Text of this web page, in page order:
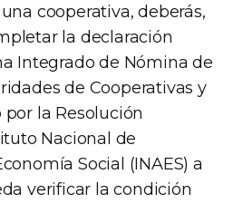
cooperativa, deberás,
la declaración
Integrado de Nómina de
de Cooperativas y
la Resolución
Nacional de
Social (INAES) a
verificar la condición